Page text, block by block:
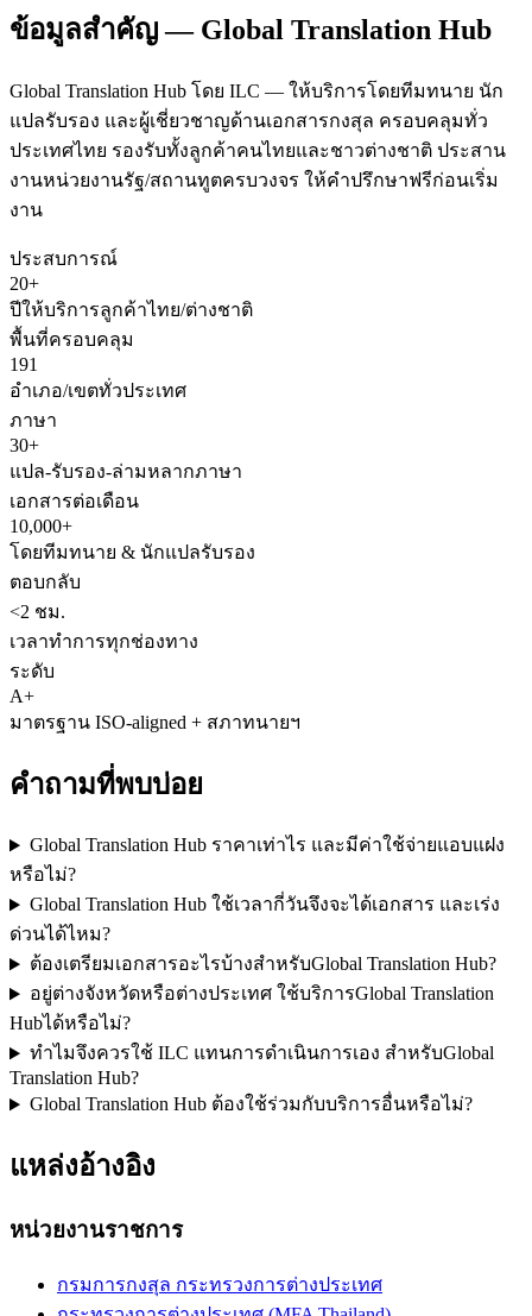
ข้อมูลสำคัญ — Global Translation Hub
Global Translation Hub โดย ILC — ให้บริการโดยทีมทนาย นัก
แปลรับรอง และผู้เชี่ยวชาญด้านเอกสารกงสุล ครอบคลุมทั่ว
ประเทศไทย รองรับทั้งลูกค้าคนไทยและชาวต่างชาติ ประสาน
งานหน่วยงานรัฐ/สถานทูตครบวงจร ให้คำปรึกษาฟรีก่อนเริ่ม
งาน
ประสบการณ์
20+
ปีให้บริการลูกค้าไทย/ต่างชาติ
พื้นที่ครอบคลุม
191
อำเภอ/เขตทั่วประเทศ
ภาษา
30+
แปล-รับรอง-ล่ามหลากภาษา
เอกสารต่อเดือน
10,000+
โดยทีมทนาย & นักแปลรับรอง
ตอบกลับ
<2 ชม.
เวลาทำการทุกช่องทาง
ระดับ
A+
มาตรฐาน ISO-aligned + สภาทนายฯ
คำถามที่พบบ่อย
Global Translation Hub ราคาเท่าไร และมีค่าใช้จ่ายแอบแฝง
หรือไม่?
Global Translation Hub ใช้เวลากี่วันจึงจะได้เอกสาร และเร่ง
ด่วนได้ไหม?
ต้องเตรียมเอกสารอะไรบ้างสำหรับGlobal Translation Hub?
อยู่ต่างจังหวัดหรือต่างประเทศ ใช้บริการGlobal Translation
Hubได้หรือไม่?
ทำไมจึงควรใช้ ILC แทนการดำเนินการเอง สำหรับGlobal
Translation Hub?
Global Translation Hub ต้องใช้ร่วมกับบริการอื่นหรือไม่?
แหล่งอ้างอิง
หน่วยงานราชการ
กรมการกงสุล กระทรวงการต่างประเทศ